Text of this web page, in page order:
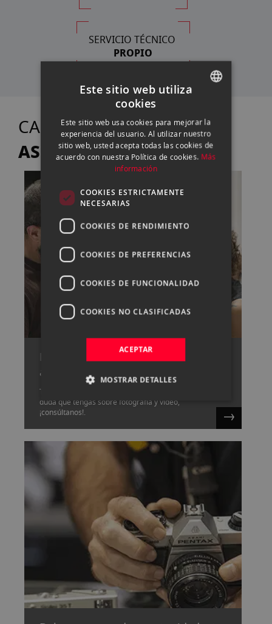
SERVICIO TÉCNICO
PROPIO
CASANOVA FOTOTE
ASESORA
Pide cita con uno de nuestros
asesores
Tenemos un gran equipo capaz de resolver cualquier
duda que tengas sobre fotografía y vídeo,
¡consúltanos!.
ENGLISH
CATALAN
Este sitio web utiliza
cookies
Este sitio web usa cookies para mejorar la
experiencia del usuario. Al utilizar nuestro
sitio web, usted acepta todas las cookies de
acuerdo con nuestra Política de cookies. Más
información
COOKIES ESTRICTAMENTE
NECESARIAS
COOKIES DE RENDIMIENTO
COOKIES DE PREFERENCIAS
COOKIES DE FUNCIONALIDAD
COOKIES NO CLASIFICADAS
ACEPTAR
MOSTRAR DETALLES